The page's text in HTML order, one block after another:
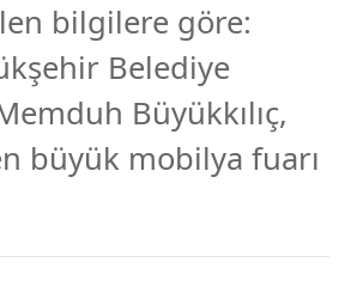
bilgilere göre:
Belediye
Büyükkılıç,
büyük mobilya fuarı